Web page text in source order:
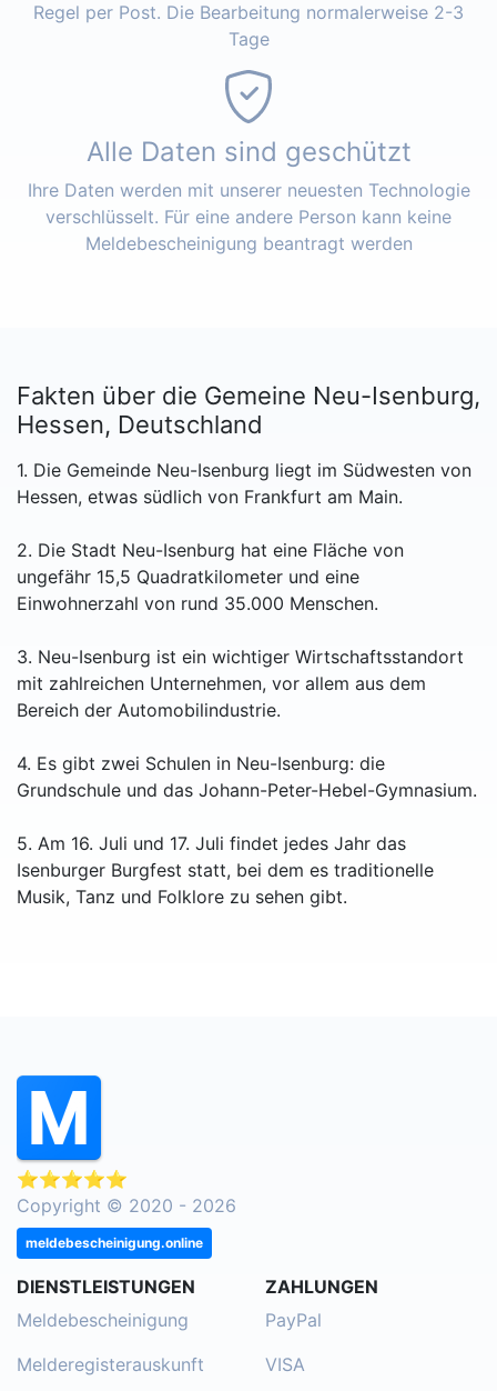
Regel per Post. Die Bearbeitung normalerweise 2-3
Tage
Alle Daten sind geschützt
Ihre Daten werden mit unserer neuesten Technologie
verschlüsselt. Für eine andere Person kann keine
Meldebescheinigung beantragt werden
Fakten über die Gemeine Neu-Isenburg,
Hessen, Deutschland
1. Die Gemeinde Neu-Isenburg liegt im Südwesten von
Hessen, etwas südlich von Frankfurt am Main.
2. Die Stadt Neu-Isenburg hat eine Fläche von
ungefähr 15,5 Quadratkilometer und eine
Einwohnerzahl von rund 35.000 Menschen.
3. Neu-Isenburg ist ein wichtiger Wirtschaftsstandort
mit zahlreichen Unternehmen, vor allem aus dem
Bereich der Automobilindustrie.
4. Es gibt zwei Schulen in Neu-Isenburg: die
Grundschule und das Johann-Peter-Hebel-Gymnasium.
5. Am 16. Juli und 17. Juli findet jedes Jahr das
Isenburger Burgfest statt, bei dem es traditionelle
Musik, Tanz und Folklore zu sehen gibt.
⭐⭐⭐⭐⭐
Copyright © 2020 - 2026
meldebescheinigung.online
DIENSTLEISTUNGEN
Meldebescheinigung
Melderegisterauskunft
ZAHLUNGEN
PayPal
VISA